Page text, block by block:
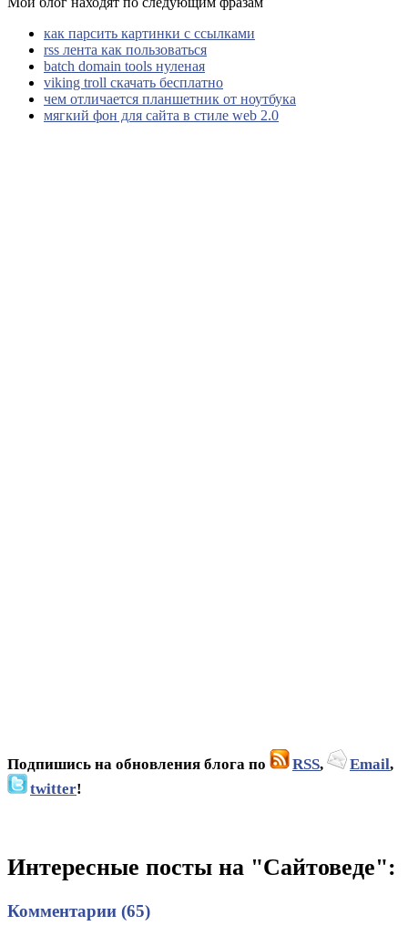
как парсить картинки с ссылками
rss лента как пользоваться
batch domain tools нуленая
viking troll скачать бесплатно
чем отличается планшетник от ноутбука
мягкий фон для сайта в стиле web 2.0
Подпишись на обновления блога по RSS, Email,
twitter!
Интересные посты на "Сайтоведе":
Комментарии (65)